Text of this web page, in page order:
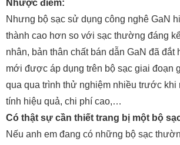
Nhược điểm:
Nhưng bộ sạc sử dụng công nghê GaN
thành cao hơn so với sạc thường đáng
nhân, bản thân chất bán dẫn GaN đã đắt
mới được áp dụng trên bộ sạc giai đoạn
qua qua trình thử nghiệm nhiều trước khi
tính hiệu quả, chi phí cao,…
Có thật sự cần thiết trang bị một bộ
Nếu anh em đang có những bộ sạc